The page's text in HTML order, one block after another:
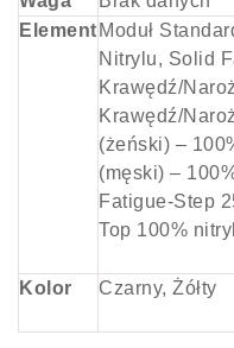
Element Moduł
Nitrylu, Solid
Krawędź/
Krawędź/
(żeński) –
(męski) –
Fatigue-Step
Top 100%
Kolor Czarny, Żółty